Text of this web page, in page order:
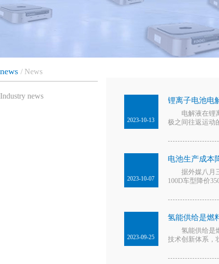
news News
Industry news
锂离子电池电
电解液在锂离
极之间往返运动
2023-10-13
电池生产成本
据外媒八月三
100D车型降价
2023-10-07
氢能供给是燃
氢能供给是燃
技术创新体系，
2023-09-25